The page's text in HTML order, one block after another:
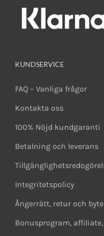
KUNDSERVICE
FAQ – Vanliga frågor
Kontakta oss
100% Nöjd kundgaranti
Betalning och leverans
Integritetspolicy
Ångerrätt, retur och
Bonusprogram,